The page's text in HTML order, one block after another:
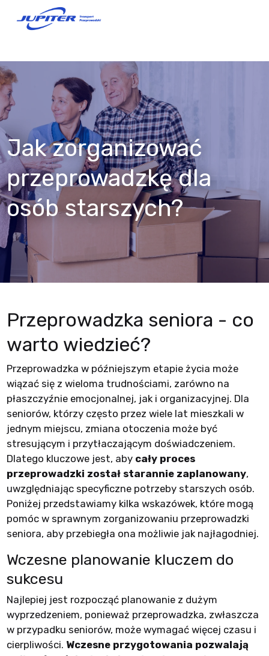
Jak zorganizować
przeprowadzkę dla
osób starszych?
Przeprowadzka seniora - co
warto wiedzieć?
Przeprowadzka w późniejszym etapie życia może
wiązać się z wieloma trudnościami, zarówno na
płaszczyźnie emocjonalnej, jak i organizacyjnej. Dla
seniorów, którzy często przez wiele lat mieszkali w
jednym miejscu, zmiana otoczenia może być
stresującym i przytłaczającym doświadczeniem.
Dlatego kluczowe jest, aby cały proces
przeprowadzki został starannie zaplanowany,
uwzględniając specyficzne potrzeby starszych osób.
Poniżej przedstawiamy kilka wskazówek, które mogą
pomóc w sprawnym zorganizowaniu przeprowadzki
seniora, aby przebiegła ona możliwie jak najłagodniej.
Wczesne planowanie kluczem do
sukcesu
Najlepiej jest rozpocząć planowanie z dużym
wyprzedzeniem, ponieważ przeprowadzka, zwłaszcza
w przypadku seniorów, może wymagać więcej czasu i
cierpliwości. Wczesne przygotowania pozwalają